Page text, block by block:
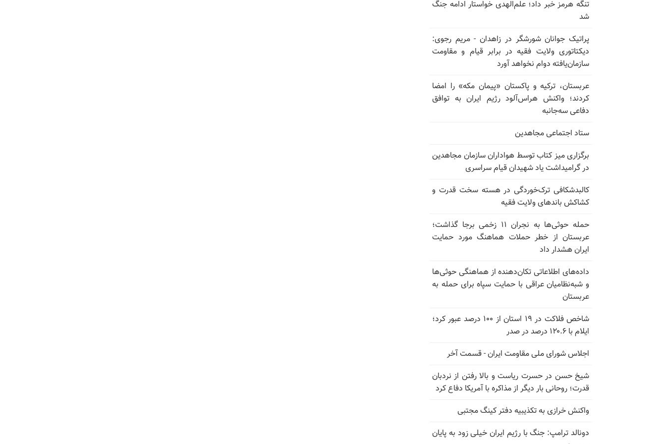
تنگه هرمز خبر داد؛ علم‌الهدی خواستار ادامه جنگ
شد
پراتیک جوانان شورشگر در زاهدان - مریم رجوی:
دیکتاتوری ولایت فقیه در برابر قیام و مقاومت
سازمان‌یافته دوام نخواهد آورد
عربستان، ترکیه و پاکستان «پیمان مکه» را امضا
کردند؛ واکنش هراس‌آلود رژیم ایران به توافق
دفاعی سه‌جانبه
ستاد اجتماعی مجاهدین
برگزاری میز کتاب توسط هواداران سازمان مجاهدین
در گرامیداشت یاد شهیدان قیام سراسری
کالبدشکافی ترک‌خوردگی در هسته سخت قدرت و
کشاکش باندهای ولایت فقیه
حمله حوثی‌ها به نجران ۱۱ زخمی برجا گذاشت؛
عربستان از خطر حملات هماهنگ مورد حمایت
ایران هشدار داد
داده‌های اطلاعاتی تکان‌دهنده از هماهنگی حوثی‌ها
و شبه‌نظامیان عراقی با حمایت سپاه برای حمله به
عربستان
شاخص فلاکت در ۱۹ استان از ۱۰۰ درصد عبور کرد؛
ایلام با ۱۲۰.۶ درصد در صدر
اجلاس شورای ملی مقاومت ایران - قسمت آخر
شیخ حسن در حسرت ریاست و بالا رفتن از نردبان
قدرت؛ روحانی بار دیگر از مذاکره با آمریکا دفاع کرد
واکنش خرازی به تکذیبیه دفتر کینگ مجتبی
دونالد ترامپ: جنگ با رژیم ایران خیلی زود به پایان